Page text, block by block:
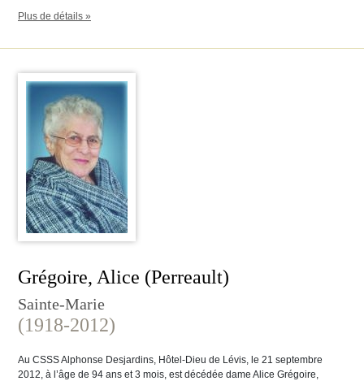
Plus de détails »
Grégoire, Alice (Perreault)
Sainte-Marie
(1918-2012)
Au CSSS Alphonse Desjardins, Hôtel-Dieu de Lévis, le 21 septembre
2012, à l’âge de 94 ans et 3 mois, est décédée dame Alice Grégoire,